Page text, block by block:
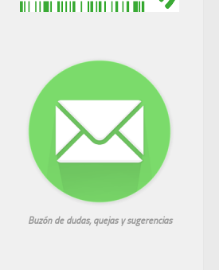
Buzón de dudas, quejas y sugerencias